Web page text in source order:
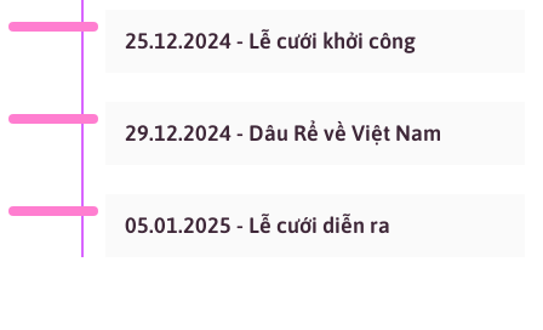
25.12.2024 - Lễ cưới khởi công
29.12.2024 - Dâu Rể về Việt Nam
05.01.2025 - Lễ cưới diễn ra